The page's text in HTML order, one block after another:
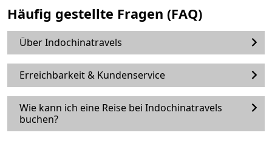
Häufig gestellte Fragen (FAQ)
Über Indochinatravels
Erreichbarkeit & Kundenservice
Wie kann ich eine Reise bei Indochinatravels
buchen?